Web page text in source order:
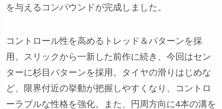
を与えるコンパウンドが完成しました。
コントロール性を高めるトレッド＆パターンを採
用。スリックから一新した前作に続き、今回はセン
ターに杉目パターンを採用。タイヤの滑りはじめな
ど、限界付近の挙動が把握しやすくなり、コントロ
ーラブルな性格を強化。また、円周方向に4本の溝を